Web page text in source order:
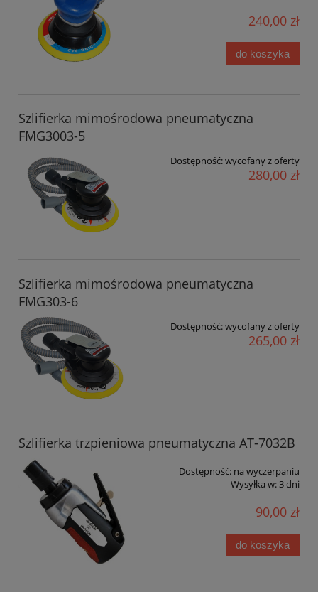
240,00 zł
do koszyka
Szlifierka mimośrodowa pneumatyczna
FMG3003-5
Dostępność:wycofany z oferty
280,00 zł
Szlifierka mimośrodowa pneumatyczna
FMG303-6
Dostępność:wycofany z oferty
265,00 zł
Szlifierka trzpieniowa pneumatyczna AT-7032B
Dostępność: na wyczerpaniu
Wysyłka w:3 dni
90,00 zł
do koszyka